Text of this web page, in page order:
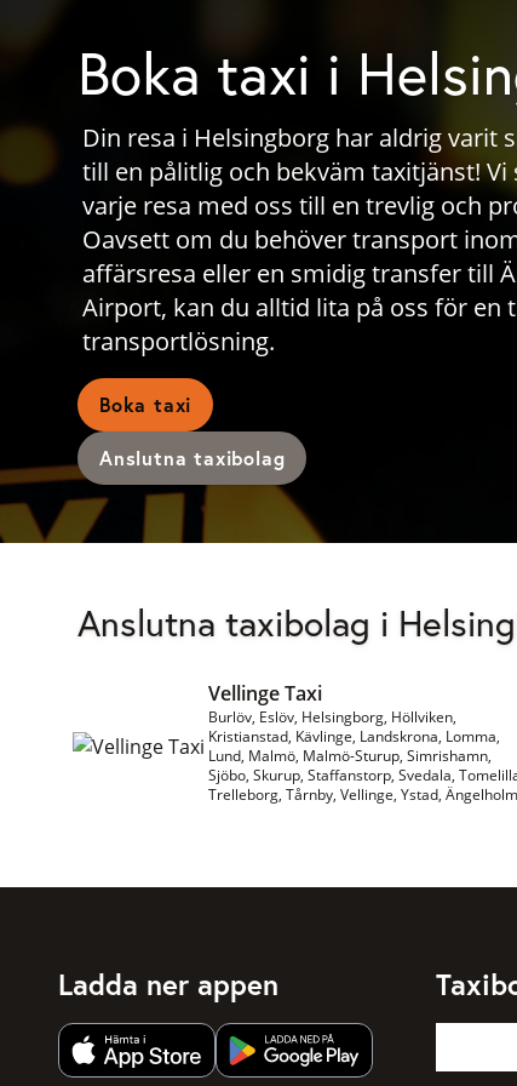
Boka taxi i
Din resa i Helsingborg har aldrig varit
till en pålitlig och bekväm taxitjänst!
varje resa med oss till en trevlig och
Oavsett om du behöver transport
affärsresa eller en smidig transfer till
Airport, kan du alltid lita på oss för en
transportlösning.
Boka taxi
Anslutna taxibolag
Anslutna taxibolag i
Vellinge Taxi
Burlöv, Eslöv, Helsingborg, Höllviken,
Kristianstad, Kävlinge, Landskrona, Lomma,
Lund, Malmö, Malmö-Sturup, Simrishamn,
Sjöbo, Skurup, Staffanstorp, Svedala,
Trelleborg, Tårnby, Vellinge, Ystad, Ängelholm
Ladda ner appen
Hämta app från Apple App Store
Hämta app från Google Play